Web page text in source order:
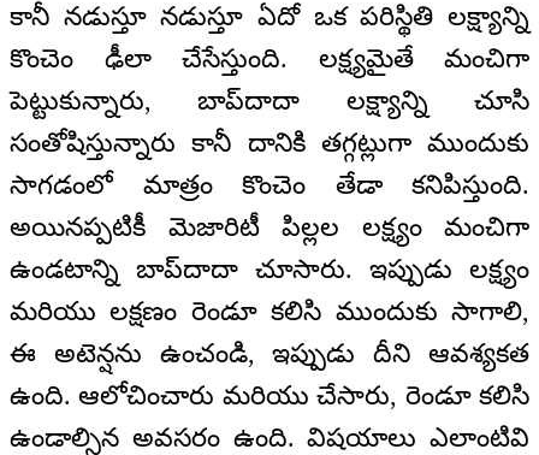
కానీ నడుస్తూ నడుస్తూ ఏదో ఒక పరిస్థితి లక్ష్యాన్ని
కొంచెం ఢీలా చేసేస్తుంది. లక్ష్యమైతే మంచిగా
పెట్టుకున్నారు, బాప్‍దాదా లక్ష్యాన్ని చూసి
సంతోషిస్తున్నారు కానీ దానికి తగ్గట్లుగా ముందుకు
సాగడంలో మాత్రం కొంచెం తేడా కనిపిస్తుంది.
అయినప్పటికీ మెజారిటీ పిల్లల లక్ష్యం మంచిగా
ఉండటాన్ని బాప్‍దాదా చూసారు. ఇప్పుడు లక్ష్యం
మరియు లక్షణం రెండూ కలిసి ముందుకు సాగాలి,
ఈ అటెన్షను ఉంచండి, ఇప్పుడు దీని ఆవశ్యకత
ఉంది. ఆలోచించారు మరియు చేసారు, రెండూ కలిసి
ఉండాల్సిన అవసరం ఉంది. విషయాలు ఎలాంటివి